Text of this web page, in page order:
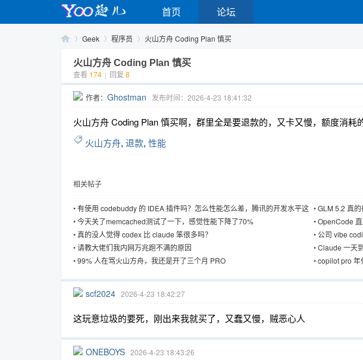
首页 论坛
Geek 程序员 火山方舟 Coding Plan 慎买
火山方舟 Coding Plan 慎买
查看 174 | 回复 8
作者： Ghostman 发布时间：2026-4-23 18:41:32
火山方舟 Coding Plan 慎买啊，群里全是要退款的，又卡又慢，额度消耗
火山方舟, 退款, 性能
相关帖子
•有使用 codebuddy 的 IDEA 插件吗？怎么性能怎么差，腾讯的开发水平这
么差了？
•GLM 5.2 真
•今天关了memcached测试了一下，感觉性能下降了70% •OpenCode
•真的没人觉得 codex 比 claude 笨很多吗？ •公司 vibe
•请教大佬们我内网万兆跑不满的原因 •Claude 一天
•99% 人在骂火山方舟，我还是开了三个月 PRO •copilot pro 年
scf2024 2026-4-23 18:42:27
这玩意垃圾的要死，刚出来我就买了，又蠢又慢，贼恶心人
ONEBOYS 2026-4-23 18:43:26